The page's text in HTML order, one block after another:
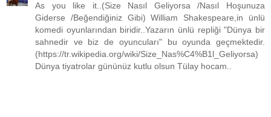
As you like it..(Size Nasıl Geliyorsa /Nasıl Hoşunuza
Giderse /Beğendiğiniz Gibi) William Shakespeare,in ünlü
komedi oyunlarından biridir..Yazarın ünlü repliği "Dünya bir
sahnedir ve biz de oyuncuları" bu oyunda geçmektedir.
(https://tr.wikipedia.org/wiki/Size_Nas%C4%B1l_Geliyorsa)
Dünya tiyatrolar gününüz kutlu olsun Tülay hocam..